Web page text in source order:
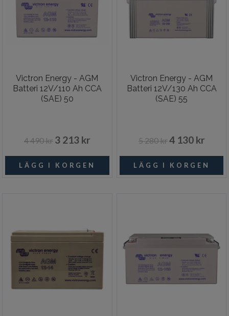
Victron Energy - AGM
Batteri 12V/110 Ah CCA
(SAE) 50
4 490 kr 3 213 kr
Victron Energy - AGM
Batteri 12V/130 Ah CCA
(SAE) 55
5 280 kr4 130 kr